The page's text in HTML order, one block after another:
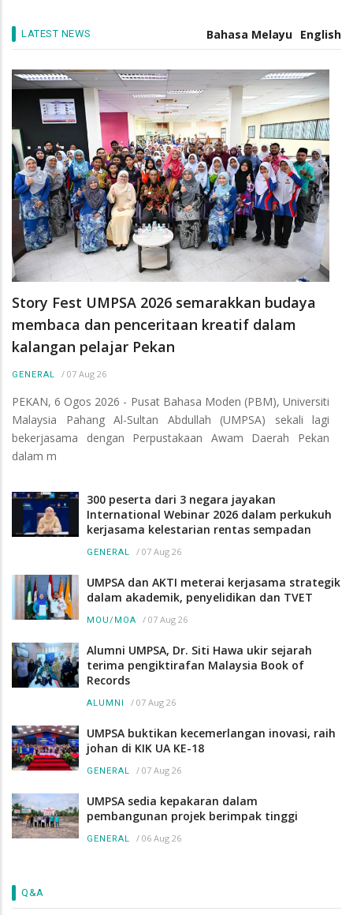
LATEST NEWS Bahasa Melayu English
Story Fest UMPSA 2026 semarakkan budaya
membaca dan penceritaan kreatif dalam
kalangan pelajar Pekan
GENERAL / 07 Aug 26
PEKAN, 6 Ogos 2026 - Pusat Bahasa Moden (PBM), Universiti
Malaysia Pahang Al-Sultan Abdullah (UMPSA) sekali lagi
bekerjasama dengan Perpustakaan Awam Daerah Pekan
dalam m
300 peserta dari 3 negara jayakan
International Webinar 2026 dalam perkukuh
kerjasama kelestarian rentas sempadan
GENERAL / 07 Aug 26
UMPSA dan AKTI meterai kerjasama strategik
dalam akademik, penyelidikan dan TVET
MOU/MOA / 07 Aug 26
Alumni UMPSA, Dr. Siti Hawa ukir sejarah
terima pengiktirafan Malaysia Book of
Records
ALUMNI / 07 Aug 26
UMPSA buktikan kecemerlangan inovasi, raih
johan di KIK UA KE-18
GENERAL / 07 Aug 26
UMPSA sedia kepakaran dalam
pembangunan projek berimpak tinggi
GENERAL / 06 Aug 26
Q&A